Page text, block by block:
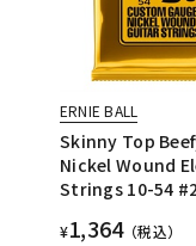
ERNIE BALL
Skinny Top
Nickel Wound
Strings 10-54
¥1,364（税込）